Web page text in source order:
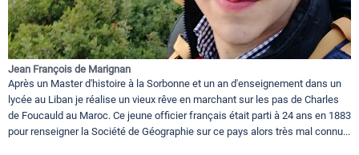
Jean François de Marignan
Après un Master d'histoire à la Sorbonne et un an d'enseignement dans un
lycée au Liban je réalise un vieux rêve en marchant sur les pas de Charles
de Foucauld au Maroc. Ce jeune officier français était parti à 24 ans en 1883
pour renseigner la Société de Géographie sur ce pays alors très mal connu...